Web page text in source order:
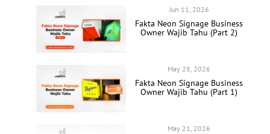
Jun 11, 2026
Fakta Neon Signage Business
Owner Wajib Tahu (Part 2)
May 28, 2026
Fakta Neon Signage Business
Owner Wajib Tahu (Part 1)
May 21, 2026